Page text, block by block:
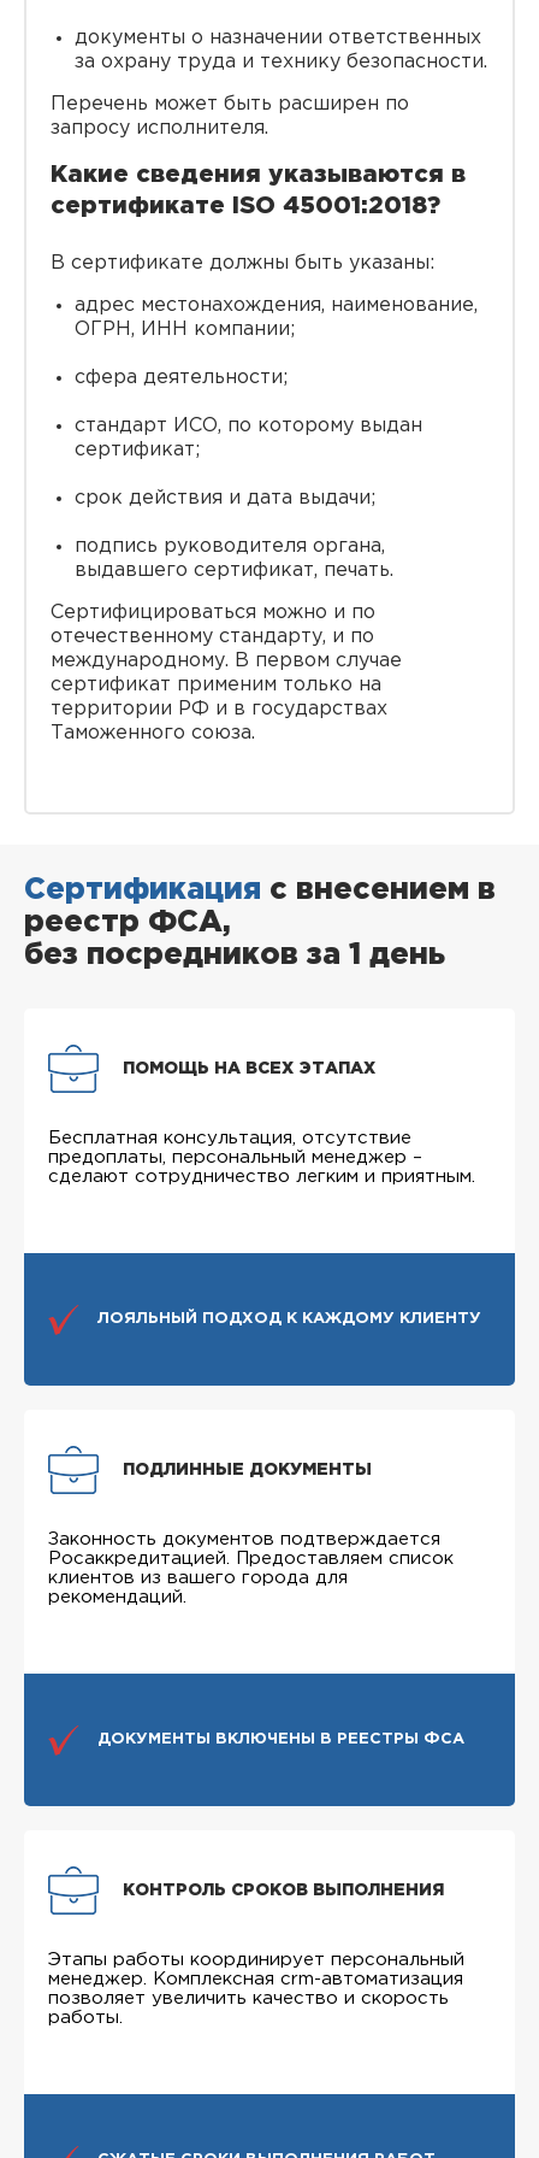
документы о назначении ответственных
за охрану труда и технику безопасности.
Перечень может быть расширен по
запросу исполнителя.
Какие сведения указываются в
сертификате ISO 45001:2018?
В сертификате должны быть указаны:
адрес местонахождения, наименование,
ОГРН, ИНН компании;
сфера деятельности;
стандарт ИСО, по которому выдан
сертификат;
срок действия и дата выдачи;
подпись руководителя органа,
выдавшего сертификат, печать.
Сертифицироваться можно и по
отечественному стандарту, и по
международному. В первом случае
сертификат применим только на
территории РФ и в государствах
Таможенного союза.
Сертификация с внесением в
реестр ФСА,
без посредников за 1 день
ПОМОЩЬ НА ВСЕХ ЭТАПАХ
Бесплатная консультация, отсутствие
предоплаты, персональный менеджер –
сделают сотрудничество легким и приятным.
ЛОЯЛЬНЫЙ ПОДХОД К КАЖДОМУ КЛИЕНТУ
ПОДЛИННЫЕ ДОКУМЕНТЫ
Законность документов подтверждается
Росаккредитацией. Предоставляем список
клиентов из вашего города для
рекомендаций.
ДОКУМЕНТЫ ВКЛЮЧЕНЫ В РЕЕСТРЫ ФСА
КОНТРОЛЬ СРОКОВ ВЫПОЛНЕНИЯ
Этапы работы координирует персональный
менеджер. Комплексная crm-автоматизация
позволяет увеличить качество и скорость
работы.